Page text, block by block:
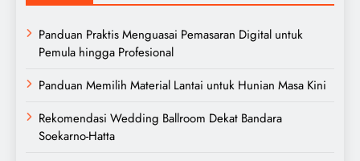
Panduan Praktis Menguasai Pemasaran Digital untuk
Pemula hingga Profesional
Panduan Memilih Material Lantai untuk Hunian Masa Kini
Rekomendasi Wedding Ballroom Dekat Bandara
Soekarno-Hatta